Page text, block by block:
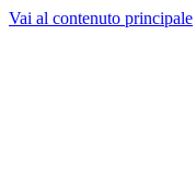
Vai al contenuto principale